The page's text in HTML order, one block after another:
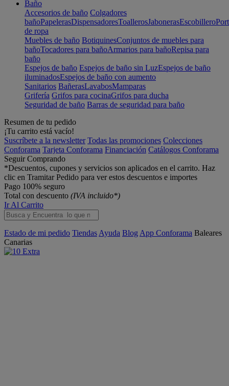
Baño
Accesorios de baño Colgadores
bañoPapelerasDispensadoresToallerosJabonerasEscobillero
de ropa
Muebles de baño BotiquinesConjuntos de muebles para
bañoTocadores para bañoArmarios para bañoRepisa para
baño
Espejos de baño Espejos de baño sin LuzEspejos de baño
iluminadosEspejos de baño con aumento
Sanitarios BañerasLavabosMamparas
Grifería Grifos para cocinaGrifos para ducha
Seguridad de baño Barras de seguridad para baño
Resumen de tu pedido
¡Tu carrito está vacío!
Suscríbete a la newsletter Todas las promociones Colecciones
Conforama Tarjeta Conforama Financiación Catálogos Conforama
Seguir Comprando
*Descuentos, cupones y servicios son aplicados en el carrito. Haz
clic en Tramitar Pedido para ver estos descuentos e importes
Pago 100% seguro
Total con descuento (IVA incluido*)
Ir Al Carrito
Estado de mi pedido Tiendas Ayuda Blog App Conforama Baleares
Canarias